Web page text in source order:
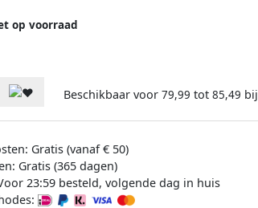
op voorraad
Beschikbaar voor 79,99 tot 85,49 bij
Gratis (vanaf € 50)
Gratis (365 dagen)
23:59 besteld, volgende dag in huis